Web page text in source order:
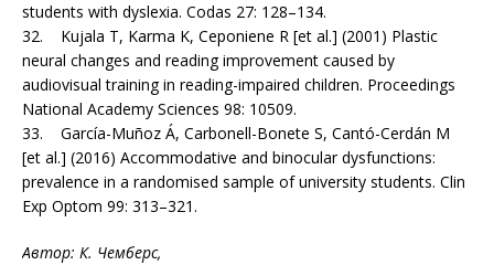
students with dyslexia. Codas 27: 128–134.
32. Kujala T, Karma K, Ceponiene R [et al.] (2001) Plastic
neural changes and reading improvement caused by
audiovisual training in reading-impaired children. Proceedings
National Academy Sciences 98: 10509.
33. García-Muñoz Á, Carbonell-Bonete S, Cantó-Cerdán M
[et al.] (2016) Accommodative and binocular dysfunctions:
prevalence in a randomised sample of university students. Clin
Exp Optom 99: 313–321.
Автор: К. Чемберс,